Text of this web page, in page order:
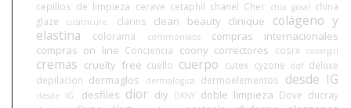
cepillos de limpieza cerave cetaphil chanel Cher chia graal china
glaze
cicatricure. clarins clean beauty clinique
colágeno y
elastina
colorama commonlabs
compras internacionales
compras on line Conciencia coony correctores cosrx covergirl
cremas cruelty free cuello cuerpo cutex cyzone ddf deluxe
depilacion dermaglos dermalogica dermoelementos desde IG
desde IG. desfiles dior diy DKNY doble limpieza Dove ducray